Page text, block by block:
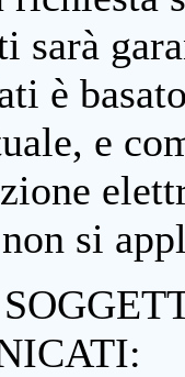
sarà
è
e
si